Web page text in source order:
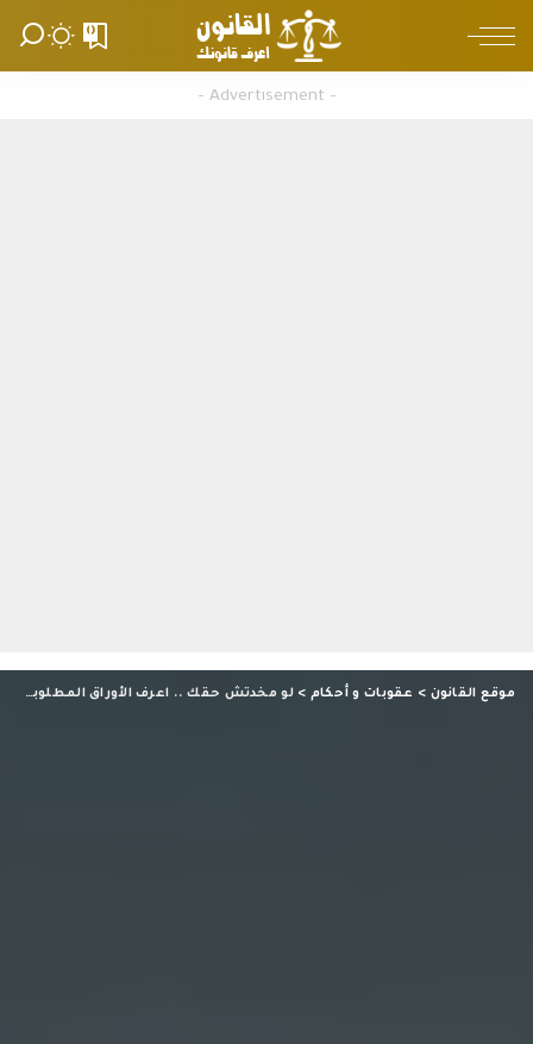
0
– Advertisement –
موقع القانون > عقوبات و أحكام >لو مخدتش حقك .. اعرف الأوراق المطلوبة لرفع جنحة عدم تسليم ميراث